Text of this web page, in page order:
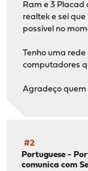
Ram e 3 Placad
realtek e sei
possivel no
Tenho uma
computadores
Agradeço
#2
Portuguese -
comunica com